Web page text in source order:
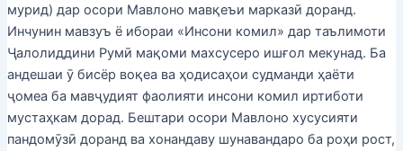
мурид) дар осори Мавлоно мавқеъи марказӣ доранд.
Инчунин мавзуъ ё ибораи «Инсони комил» дар таълимоти
Ҷалолиддини Румӣ мақоми махсусеро ишғол мекунад. Ба
андешаи ӯ бисёр воқеа ва ҳодисаҳои судманди ҳаёти
ҷомеа ба мавҷудият фаолияти инсони комил иртиботи
мустаҳкам дорад. Бештари осори Мавлоно хусусияти
пандомӯзӣ доранд ва хонандаву шунавандаро ба роҳи рост,